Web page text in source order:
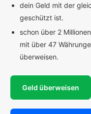
dein Geld mit der
geschützt ist.
schon über 2
mit über 47
überweisen.
Geld überweisen